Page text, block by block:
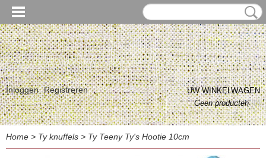
Inloggen Registreren
UW WINKELWAGEN
Geen producten(0)
Home > Ty knuffels > Ty Teeny Ty's Hootie 10cm